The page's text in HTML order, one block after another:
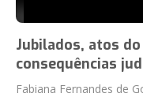
Jubilados, atos do
consequências
Fabiana Fernandes de